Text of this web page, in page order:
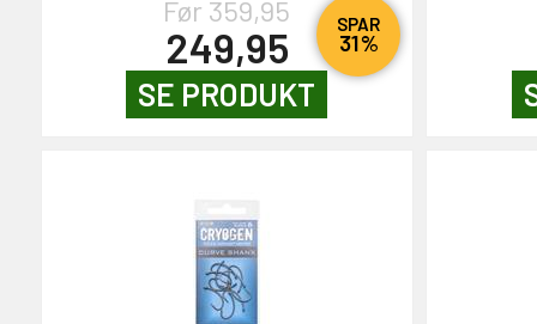
SPAR
31%
Før 359,95
249,95
SE PRODUKT